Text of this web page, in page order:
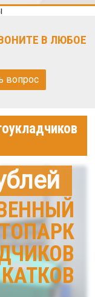
В ЛЮБОЕ
вопрос